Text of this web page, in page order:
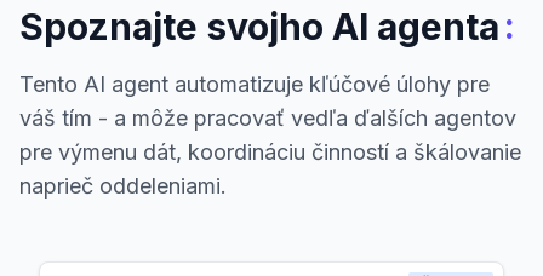
Spoznajte svojho AI agenta:
Tento AI agent automatizuje kľúčové úlohy pre
váš tím - a môže pracovať vedľa ďalších agentov
pre výmenu dát, koordináciu činností a škálovanie
naprieč oddeleniami.